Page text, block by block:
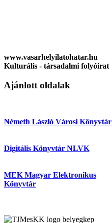
www.vasarhelyilatohatar.hu
Kulturális - társadalmi folyóirat
Ajánlott oldalak
Németh László Városi Könyvtár
Digitális Könyvtár NLVK
MEK Magyar Elektronikus
Könyvtár